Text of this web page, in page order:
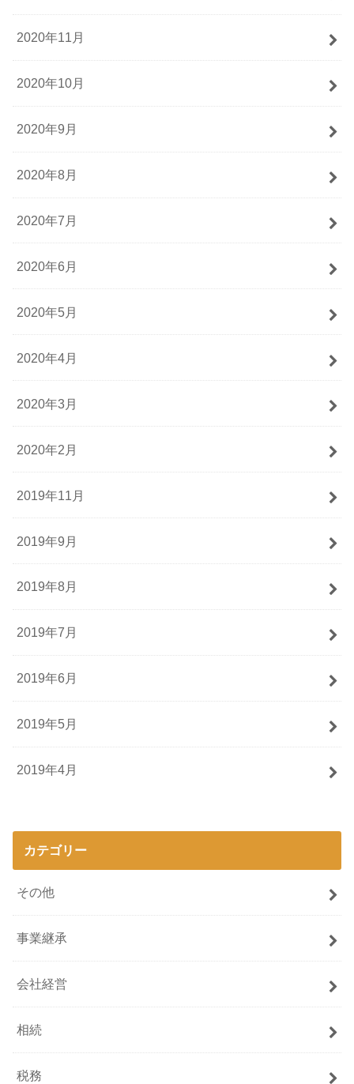
2020年11月
2020年10月
2020年9月
2020年8月
2020年7月
2020年6月
2020年5月
2020年4月
2020年3月
2020年2月
2019年11月
2019年9月
2019年8月
2019年7月
2019年6月
2019年5月
2019年4月
カテゴリー
その他
事業継承
会社経営
相続
税務